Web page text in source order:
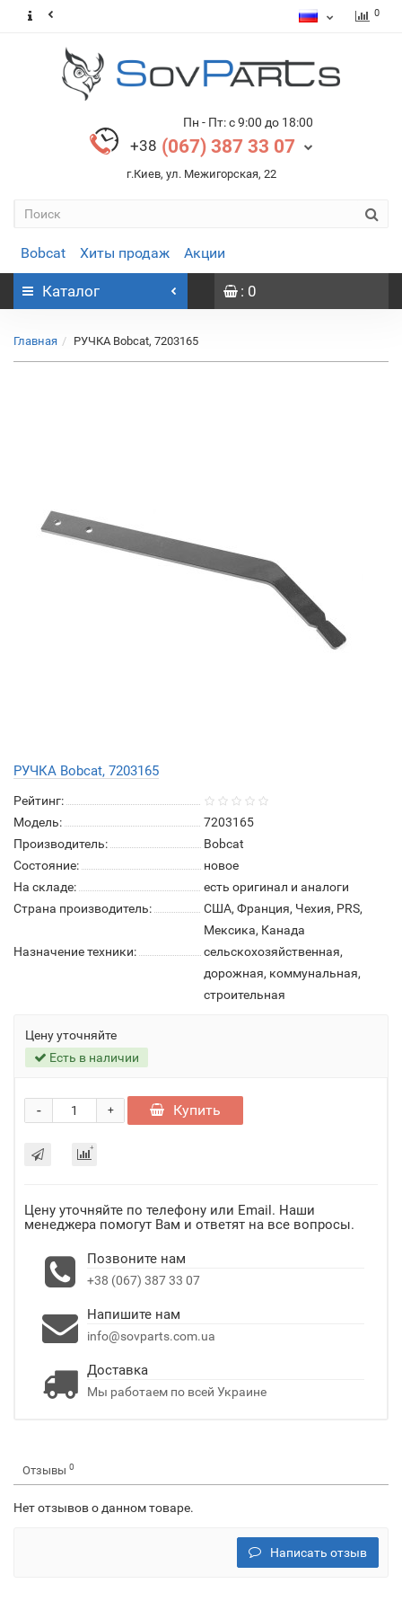
0
Пн - Пт: с 9:00 до 18:00
+38 (067) 387 33 07
г.Киев, ул. Межигорская, 22
Bobcat Хиты продаж Акции
Каталог : 0
Главная РУЧКА Bobcat, 7203165
РУЧКА Bobcat, 7203165
Рейтинг:
Модель:
7203165
Производитель:
Bobcat
Состояние:
новое
На складе:
есть оригинал и аналоги
Страна производитель:
США, Франция, Чехия, PRS,
Мексика, Канада
Назначение техники:
сельскохозяйственная,
дорожная, коммунальная,
строительная
Цену уточняйте
Есть в наличии
+
- Купить
Цену уточняйте по телефону или Email. Наши
менеджера помогут Вам и ответят на все вопросы.
Позвоните нам
+38 (067) 387 33 07
Напишите нам
info@sovparts.com.ua
Доставка
Мы работаем по всей Украине
Отзывы 0
Нет отзывов о данном товаре.
Написать отзыв